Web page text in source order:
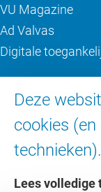
Deze
cookies
technieken).
Lees volledige
VU Magazine
Ad Valvas
Digitale
Over de VU
Contact en route
Werken bij de VU